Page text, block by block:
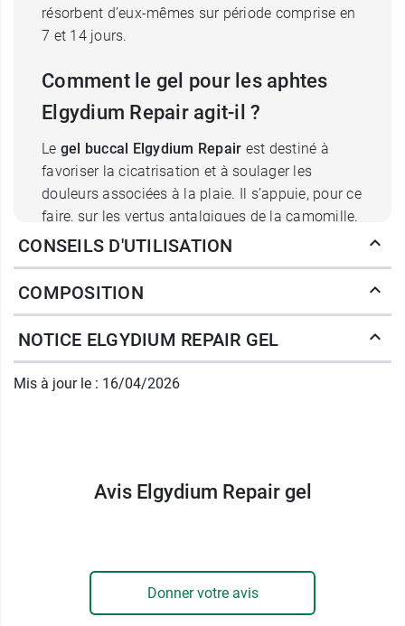
résorbent d’eux-mêmes sur période comprise en
7 et 14 jours.
Comment le gel pour les aphtes
Elgydium Repair agit-il ?
Le gel buccal Elgydium Repair est destiné à
favoriser la cicatrisation et à soulager les
douleurs associées à la plaie. Il s’appuie, pour ce
faire, sur les vertus antalgiques de la camomille.
Grâce à sa texture gel, il forme sur l’aphte un film
susceptibles de l’infecter pendant la
Elgydium Repairhydrate la muqueuse et stimule
la régénération cellulaire. Grâce à sa nature non
fluide, son application est, par ailleurs, facilitée,
en particulier dans les zones les plus difficiles
Pour éviter les irritations dues au port d'un
CONSEILS D'UTILISATION
COMPOSITION
NOTICE ELGYDIUM REPAIR GEL
Mis à jour le : 16/04/2026
Avis Elgydium Repair gel
Donner votre avis